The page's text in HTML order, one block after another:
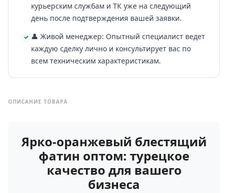
курьерским службам и ТК уже на следующий
день после подтверждения вашей заявки.
👤 Живой менеджер: Опытный специалист ведет
каждую сделку лично и консультирует вас по
всем техническим характеристикам.
ОПИСАНИЕ ТОВАРА
Ярко-оранжевый блестящий
фатин оптом: турецкое
качество для вашего
бизнеса